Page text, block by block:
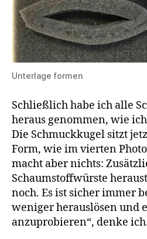
Unterlage formen
Schließlich habe ich alle
heraus genommen, wie
Die Schmuckkugel sitzt
Form, wie im vierten
macht aber nichts:
Schaumstoffwürste
noch. Es ist sicher immer
weniger herauslösen und
anzuprobieren“, denke